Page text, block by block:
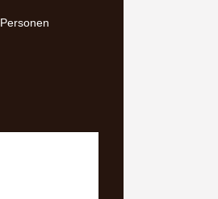
Personen